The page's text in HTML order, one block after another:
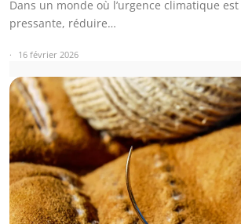
Dans un monde où l’urgence climatique
pressante, réduire…
16 février 2026